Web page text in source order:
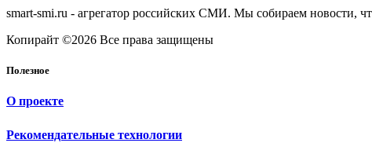
smart-smi.ru - агрегатор российских СМИ. Мы собираем новости,
Копирайт ©2026 Все права защищены
Полезное
О проекте
Рекомендательные технологии